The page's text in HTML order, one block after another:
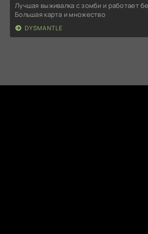
Лучшая выживалка с зомби и работает
Большая карта и множество
DYSMANTLE